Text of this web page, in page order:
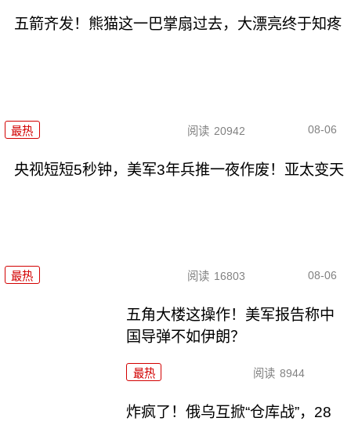
五箭齐发！熊猫这一巴掌扇过去，大漂亮终于知疼
最热 阅读 20942 08-06
央视短短5秒钟，美军3年兵推一夜作废！亚太变天
最热 阅读 16803 08-06
五角大楼这操作！美军报告称中
国导弹不如伊朗？
最热 阅读 8944
炸疯了！俄乌互掀“仓库战”，28